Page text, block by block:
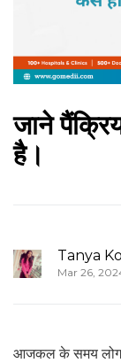
जाने
है।
Tanya
Mar 26,
आजकल के समय लोग